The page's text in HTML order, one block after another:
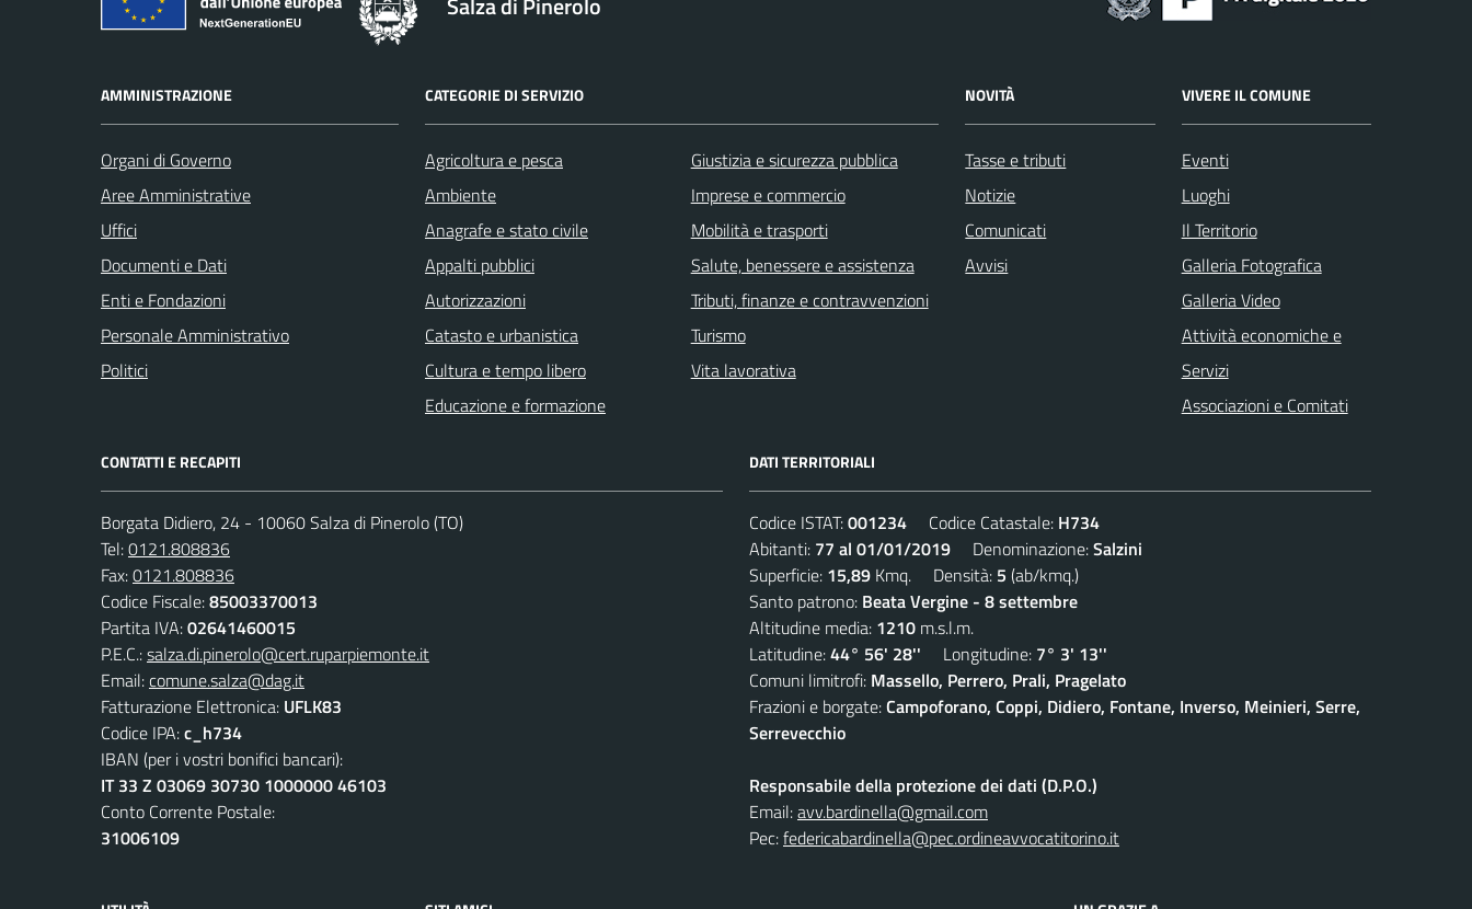
AMMINISTRAZIONE
Organi di Governo
Aree Amministrative
Uffici
Documenti e Dati
Enti e Fondazioni
Personale Amministrativo
Politici
CATEGORIE DI SERVIZIO
Agricoltura e pesca
Ambiente
Anagrafe e stato civile
Appalti pubblici
Autorizzazioni
Catasto e urbanistica
Cultura e tempo libero
Educazione e formazione
Giustizia e sicurezza pubblica
Imprese e commercio
Mobilità e trasporti
Salute, benessere e assistenza
Tributi, finanze e contravvenzioni
Turismo
Vita lavorativa
NOVITÀ
Tasse e tributi
Notizie
Comunicati
Avvisi
VIVERE IL COMUNE
Eventi
Luoghi
Il Territorio
Galleria Fotografica
Galleria Video
Attività economiche e
Servizi
Associazioni e Comitati
CONTATTI E RECAPITI
Borgata Didiero, 24 - 10060 Salza di Pinerolo (TO)
Tel:0121.808836
Fax:0121.808836
Codice Fiscale:85003370013
Partita IVA:02641460015
P.E.C.:salza.di.pinerolo@cert.ruparpiemonte.it
Email:comune.salza@dag.it
Fatturazione Elettronica: UFLK83
Codice IPA:c_h734
IBAN (per i vostri bonifici bancari):
IT 33 Z 03069 30730 1000000 46103
Conto Corrente Postale:
31006109
DATI TERRITORIALI
Codice ISTAT:001234 Codice Catastale: H734
Abitanti: 77 al 01/01/2019 Denominazione:Salzini
Superficie: 15,89 Kmq. Densità: 5 (ab/kmq.)
Santo patrono: Beata Vergine - 8 settembre
Altitudine media: 1210 m.s.l.m.
Latitudine:44° 56' 28'' Longitudine: 7° 3' 13''
Comuni limitrofi: Massello, Perrero, Prali, Pragelato
Frazioni e borgate:Campoforano, Coppi, Didiero, Fontane, Inverso, Meinieri, Serre,
Serrevecchio
Responsabile della protezione dei dati (D.P.O.)
Email:avv.bardinella@gmail.com
Pec:federicabardinella@pec.ordineavvocatitorino.it